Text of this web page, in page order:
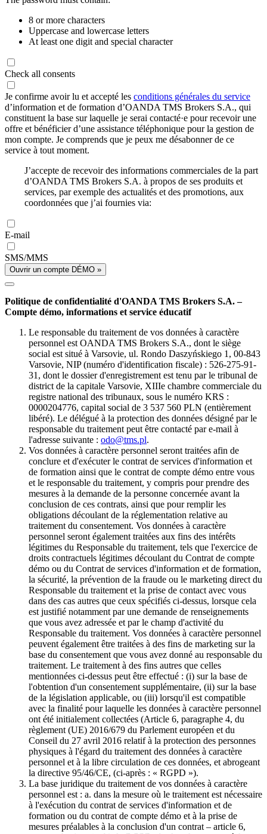
8 or more characters
Uppercase and lowercase letters
At least one digit and special character
Check all consents
Je confirme avoir lu et accepté les conditions générales du service
d’information et de formation d’OANDA TMS Brokers S.A., qui
constituent la base sur laquelle je serai contacté·e pour recevoir une
offre et bénéficier d’une assistance téléphonique pour la gestion de
mon compte. Je comprends que je peux me désabonner de ce
service à tout moment.
J’accepte de recevoir des informations commerciales de la part
d’OANDA TMS Brokers S.A. à propos de ses produits et
services, par exemple des actualités et des promotions, aux
coordonnées que j’ai fournies via:
E-mail
SMS/MMS
Ouvrir un compte DÉMO »
Politique de confidentialité d'OANDA TMS Brokers S.A. –
Compte démo, informations et service éducatif
Le responsable du traitement de vos données à caractère
personnel est OANDA TMS Brokers S.A., dont le siège
social est situé à Varsovie, ul. Rondo Daszyńskiego 1, 00-843
Varsovie, NIP (numéro d'identification fiscale) : 526-275-91-
31, dont le dossier d'enregistrement est tenu par le tribunal de
district de la capitale Varsovie, XIIIe chambre commerciale du
registre national des tribunaux, sous le numéro KRS :
0000204776, capital social de 3 537 560 PLN (entièrement
libéré). Le délégué à la protection des données désigné par le
responsable du traitement peut être contacté par e-mail à
l'adresse suivante : odo@tms.pl.
Vos données à caractère personnel seront traitées afin de
conclure et d'exécuter le contrat de services d'information et
de formation ainsi que le contrat de compte démo entre vous
et le responsable du traitement, y compris pour prendre des
mesures à la demande de la personne concernée avant la
conclusion de ces contrats, ainsi que pour remplir les
obligations découlant de la réglementation relative au
traitement du consentement. Vos données à caractère
personnel seront également traitées aux fins des intérêts
légitimes du Responsable du traitement, tels que l'exercice de
droits contractuels légitimes découlant du Contrat de compte
démo ou du Contrat de services d'information et de formation,
la sécurité, la prévention de la fraude ou le marketing direct du
Responsable du traitement et la prise de contact avec vous
dans des cas autres que ceux spécifiés ci-dessus, lorsque cela
est justifié notamment par une demande de renseignements
que vous avez adressée et par le champ d'activité du
Responsable du traitement. Vos données à caractère personnel
peuvent également être traitées à des fins de marketing sur la
base du consentement que vous avez donné au responsable du
traitement. Le traitement à des fins autres que celles
mentionnées ci-dessus peut être effectué : (i) sur la base de
l'obtention d'un consentement supplémentaire, (ii) sur la base
de la législation applicable, ou (iii) lorsqu'il est compatible
avec la finalité pour laquelle les données à caractère personnel
ont été initialement collectées (Article 6, paragraphe 4, du
règlement (UE) 2016/679 du Parlement européen et du
Conseil du 27 avril 2016 relatif à la protection des personnes
physiques à l'égard du traitement des données à caractère
personnel et à la libre circulation de ces données, et abrogeant
la directive 95/46/CE, (ci-après : « RGPD »).
La base juridique du traitement de vos données à caractère
personnel est : a. dans la mesure où le traitement est nécessaire
à l'exécution du contrat de services d'information et de
formation ou du contrat de compte démo et à la prise de
mesures préalables à la conclusion d'un contrat – article 6,